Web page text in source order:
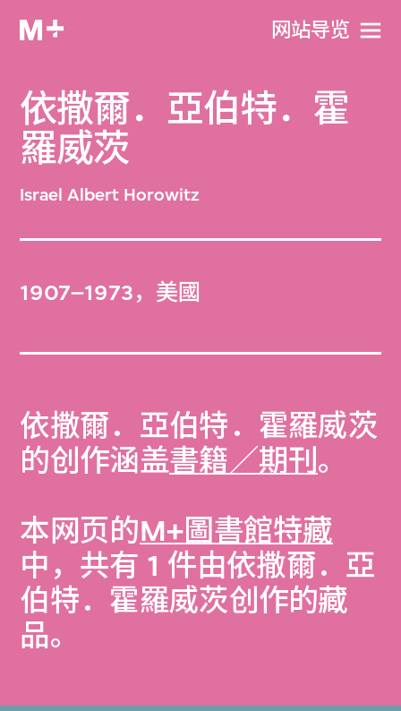
网站导览
依撒爾．亞伯特．霍
羅威茨
Israel Albert Horowitz
1907–1973，美國
依撒爾．亞伯特．霍羅威茨
的创作涵盖書籍／期刊。
本网页的M+圖書館特藏
中，共有 1 件由依撒爾．亞
伯特．霍羅威茨创作的藏
品。